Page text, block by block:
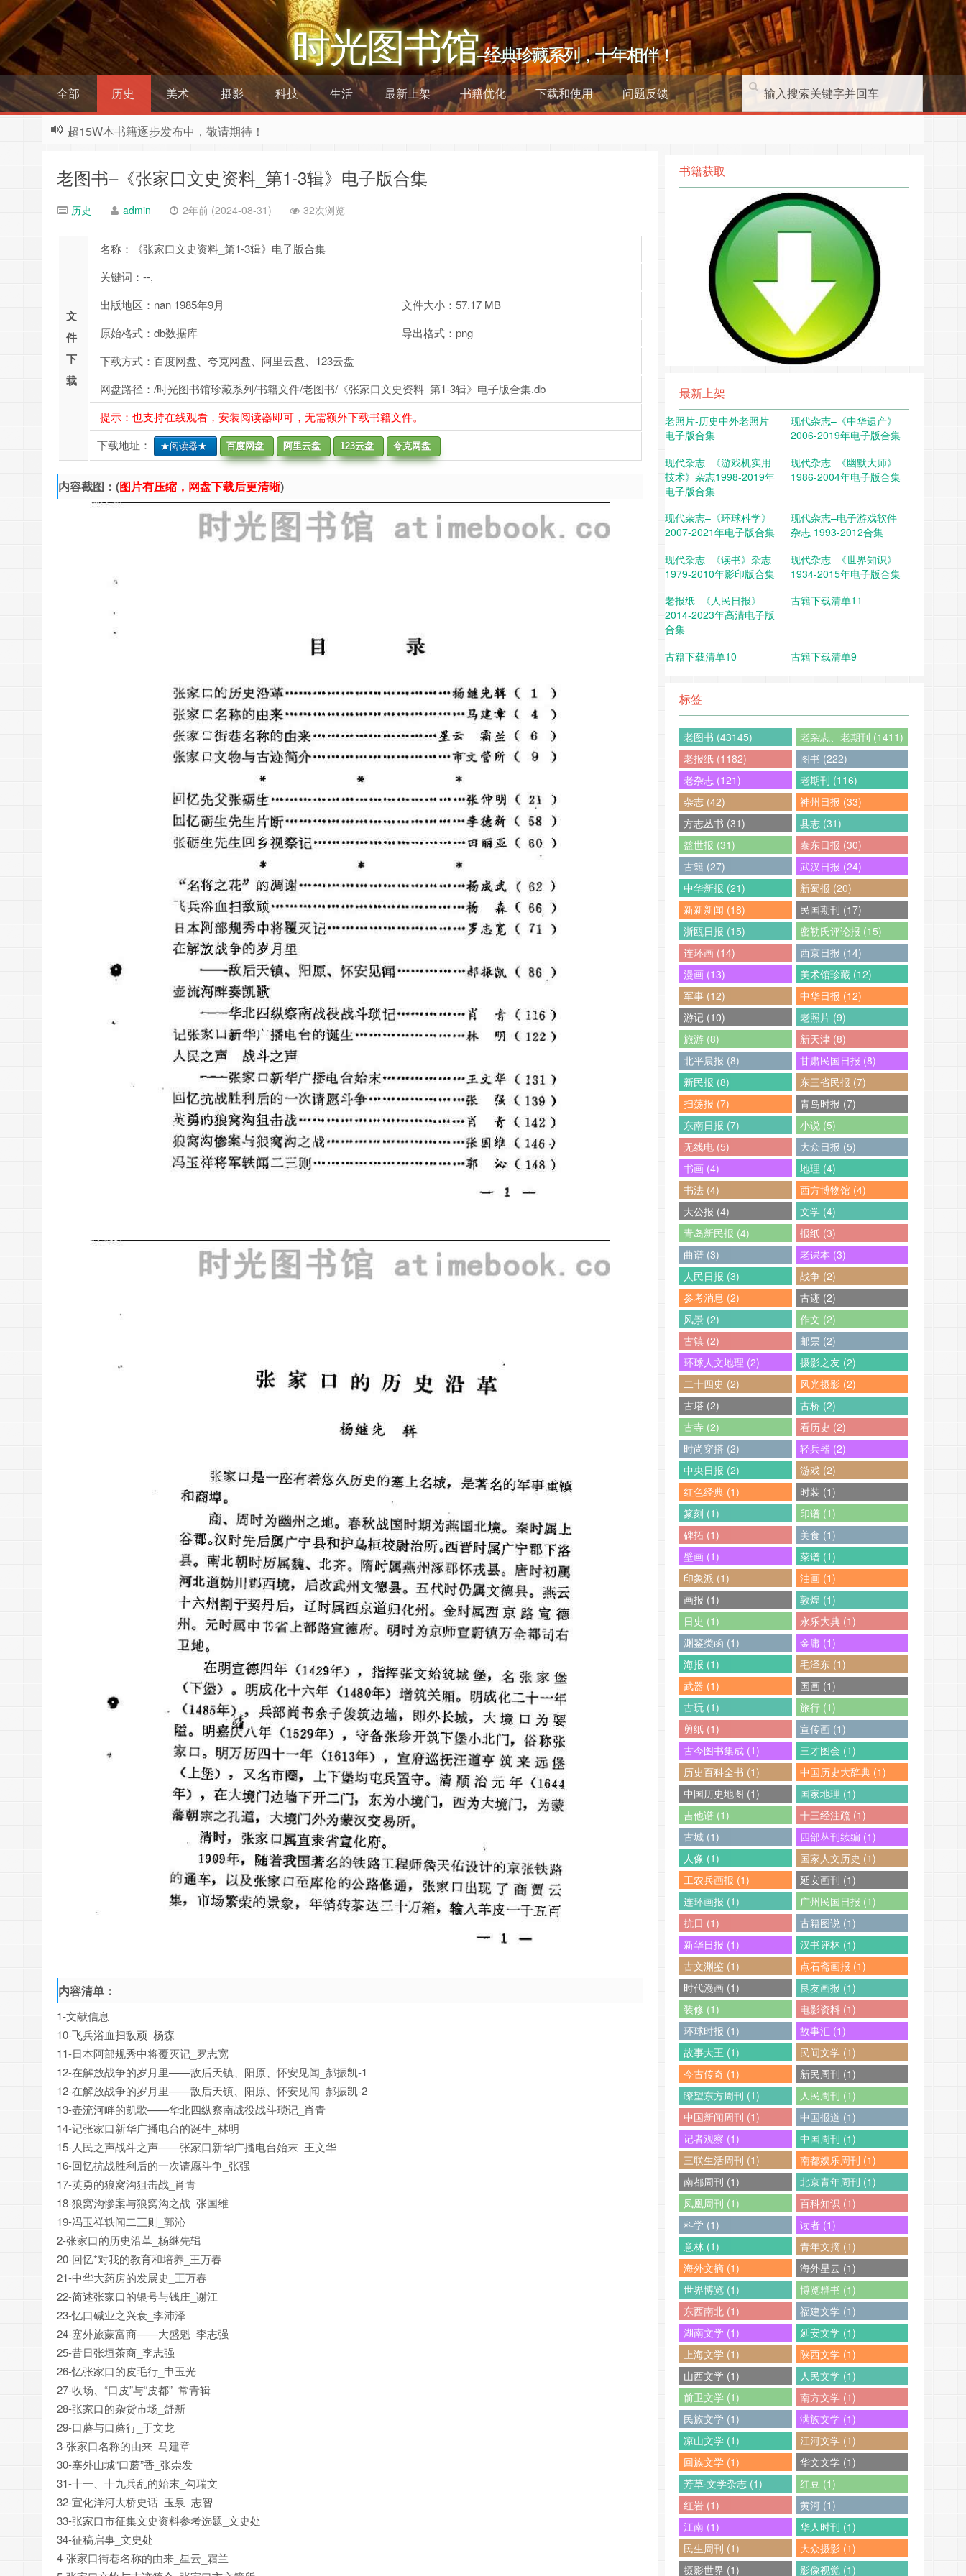
时光图书馆–经典珍藏系列，十年相伴！
全部 历史 美术 摄影 科技 生活 最新上架 书籍优化 下载和使用 问题反馈
超15W本书籍逐步发布中，敬请期待！
老图书–《张家口文史资料_第1-3辑》电子版合集
历史 admin 2年前 (2024-08-31) 32次浏览
文
件
下
载
名称：《张家口文史资料_第1-3辑》电子版合集
关键词：--,
出版地区：nan 1985年9月
文件大小：57.17 MB
原始格式：db数据库
导出格式：png
下载方式：百度网盘、夸克网盘、阿里云盘、123云盘
网盘路径：/时光图书馆珍藏系列/书籍文件/老图书/《张家口文史资料_第1-3辑》电子版合集.db
提示：也支持在线观看，安装阅读器即可，无需额外下载书籍文件。
下载地址：
★阅读器★ 百度网盘 阿里云盘 123云盘 夸克网盘
内容截图：(图片有压缩，网盘下载后更清晰)
内容清单：
1-文献信息
10-飞兵浴血扫敌顽_杨森
11-日本阿部规秀中将覆灭记_罗志宽
12-在解放战争的岁月里——敌后天镇、阳原、怀安见闻_郝振凯-1
12-在解放战争的岁月里——敌后天镇、阳原、怀安见闻_郝振凯-2
13-壶流河畔的凯歌——华北四纵察南战役战斗琐记_肖青
14-记张家口新华广播电台的诞生_林明
15-人民之声战斗之声——张家口新华广播电台始末_王文华
16-回忆抗战胜利后的一次请愿斗争_张强
17-英勇的狼窝沟狙击战_肖青
18-狼窝沟惨案与狼窝沟之战_张国维
19-冯玉祥轶闻二三则_郭沁
2-张家口的历史沿革_杨继先辑
20-回忆*对我的教育和培养_王万春
21-中华大药房的发展史_王万春
22-简述张家口的银号与钱庄_谢江
23-忆口碱业之兴衰_李沛泽
24-塞外旅蒙富商——大盛魁_李志强
25-昔日张垣茶商_李志强
26-忆张家口的皮毛行_申玉光
27-收场、“口皮”与“皮都”_常青辑
28-张家口的杂货市场_舒新
29-口蘑与口蘑行_于文龙
3-张家口名称的由来_马建章
30-塞外山城“口蘑”香_张崇发
31-十一、十九兵乱的始末_勾瑞文
32-宣化洋河大桥史话_玉泉_志智
33-张家口市征集文史资料参考选题_文史处
34-征稿启事_文史处
4-张家口街巷名称的由来_星云_霜兰
书籍获取
最新上架
老照片-历史中外老照片
电子版合集
现代杂志–《中华遗产》
2006-2019年电子版合集
现代杂志–《游戏机实用
技术》杂志1998-2019年
电子版合集
现代杂志–《幽默大师》
1986-2004年电子版合集
现代杂志–《环球科学》
2007-2021年电子版合集
现代杂志–电子游戏软件
杂志 1993-2012合集
现代杂志–《读书》杂志
1979-2010年影印版合集
现代杂志–《世界知识》
1934-2015年电子版合集
老报纸–《人民日报》
2014-2023年高清电子版
合集
古籍下载清单11
古籍下载清单10 古籍下载清单9
标签
老图书 (43145)
老杂志、老期刊 (1411)
老报纸 (1182)
图书 (222)
老杂志 (121)
老期刊 (116)
杂志 (42)
神州日报 (33)
方志丛书 (31)
县志 (31)
益世报 (31)
泰东日报 (30)
古籍 (27)
武汉日报 (24)
中华新报 (21)
新蜀报 (20)
新新新闻 (18)
民国期刊 (17)
浙瓯日报 (15)
密勒氏评论报 (15)
连环画 (14)
西京日报 (14)
漫画 (13)
美术馆珍藏 (12)
军事 (12)
中华日报 (12)
游记 (10)
老照片 (9)
旅游 (8)
新天津 (8)
北平晨报 (8)
甘肃民国日报 (8)
新民报 (8)
东三省民报 (7)
扫荡报 (7)
青岛时报 (7)
东南日报 (7)
小说 (5)
无线电 (5)
大众日报 (5)
书画 (4)
地理 (4)
书法 (4)
西方博物馆 (4)
大公报 (4)
文学 (4)
青岛新民报 (4)
报纸 (3)
曲谱 (3)
老课本 (3)
人民日报 (3)
战争 (2)
参考消息 (2)
古迹 (2)
风景 (2)
作文 (2)
古镇 (2)
邮票 (2)
环球人文地理 (2)
摄影之友 (2)
二十四史 (2)
风光摄影 (2)
古塔 (2)
古桥 (2)
古寺 (2)
看历史 (2)
时尚穿搭 (2)
轻兵器 (2)
中央日报 (2)
游戏 (2)
红色经典 (1)
时装 (1)
篆刻 (1)
印谱 (1)
碑拓 (1)
美食 (1)
壁画 (1)
菜谱 (1)
印象派 (1)
油画 (1)
画报 (1)
敦煌 (1)
日史 (1)
永乐大典 (1)
渊鉴类函 (1)
金庸 (1)
海报 (1)
毛泽东 (1)
武器 (1)
国画 (1)
古玩 (1)
旅行 (1)
剪纸 (1)
宣传画 (1)
古今图书集成 (1)
三才图会 (1)
历史百科全书 (1)
中国历史大辞典 (1)
中国历史地图 (1)
国家地理 (1)
吉他谱 (1)
十三经注疏 (1)
古城 (1)
四部丛刊续编 (1)
人像 (1)
国家人文历史 (1)
工农兵画报 (1)
延安画刊 (1)
连环画报 (1)
广州民国日报 (1)
抗日 (1)
古籍图说 (1)
新华日报 (1)
汉书评林 (1)
古文渊鉴 (1)
点石斋画报 (1)
时代漫画 (1)
良友画报 (1)
装修 (1)
电影资料 (1)
环球时报 (1)
故事汇 (1)
故事大王 (1)
民间文学 (1)
今古传奇 (1)
新民周刊 (1)
瞭望东方周刊 (1)
人民周刊 (1)
中国新闻周刊 (1)
中国报道 (1)
记者观察 (1)
中国周刊 (1)
三联生活周刊 (1)
南都娱乐周刊 (1)
南都周刊 (1)
北京青年周刊 (1)
凤凰周刊 (1)
百科知识 (1)
科学 (1)
读者 (1)
意林 (1)
青年文摘 (1)
海外文摘 (1)
海外星云 (1)
世界博览 (1)
博览群书 (1)
东西南北 (1)
福建文学 (1)
湖南文学 (1)
延安文学 (1)
上海文学 (1)
陕西文学 (1)
山西文学 (1)
人民文学 (1)
前卫文学 (1)
南方文学 (1)
民族文学 (1)
满族文学 (1)
凉山文学 (1)
江河文学 (1)
回族文学 (1)
华文文学 (1)
芳草·文学杂志 (1)
红豆 (1)
红岩 (1)
黄河 (1)
江南 (1)
华人时刊 (1)
民生周刊 (1)
大众摄影 (1)
摄影世界 (1)
影像视觉 (1)